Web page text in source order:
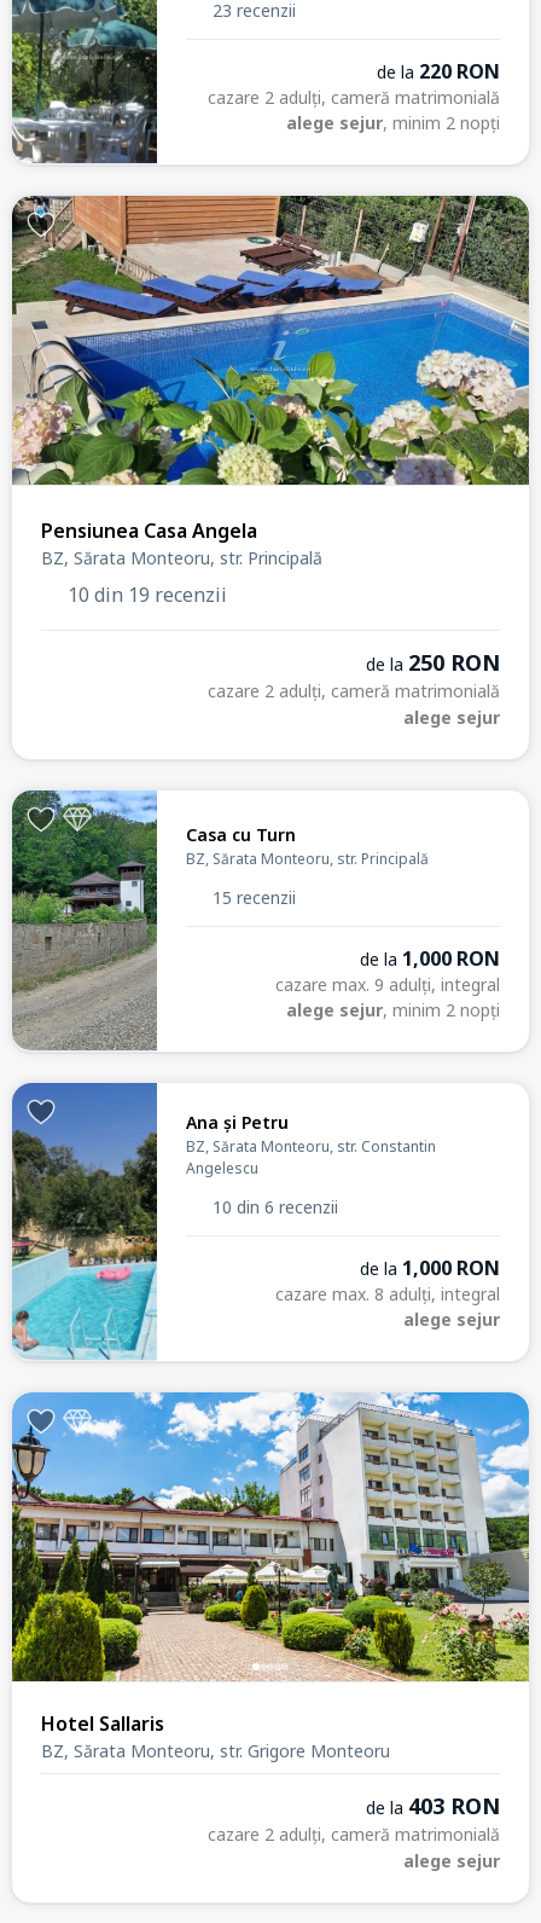
23 recenzii
de la 220 RON
cazare 2 adulți, cameră matrimonială
alege sejur, minim 2 nopți
Pensiunea Casa Angela
BZ, Sărata Monteoru, str. Principală
10 din 19 recenzii
de la 250 RON
cazare 2 adulți, cameră matrimonială
alege sejur
Casa cu Turn
BZ, Sărata Monteoru, str. Principală
15 recenzii
de la 1,000 RON
cazare max. 9 adulți, integral
alege sejur, minim 2 nopți
Ana și Petru
BZ, Sărata Monteoru, str. Constantin
Angelescu
10 din 6 recenzii
de la 1,000 RON
cazare max. 8 adulți, integral
alege sejur
Hotel Sallaris
BZ, Sărata Monteoru, str. Grigore Monteoru
de la 403 RON
cazare 2 adulți, cameră matrimonială
alege sejur